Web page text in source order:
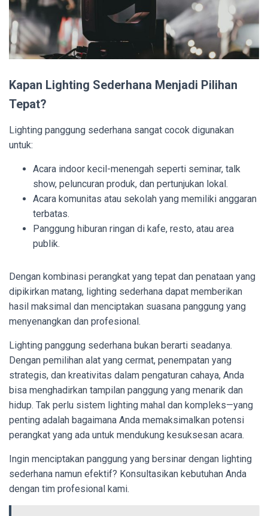
Kapan Lighting Sederhana Menjadi Pilihan
Tepat?
Lighting panggung sederhana sangat cocok digunakan
untuk:
Acara indoor kecil-menengah seperti seminar, talk
show, peluncuran produk, dan pertunjukan lokal.
Acara komunitas atau sekolah yang memiliki anggaran
terbatas.
Panggung hiburan ringan di kafe, resto, atau area
publik.
Dengan kombinasi perangkat yang tepat dan penataan yang
dipikirkan matang, lighting sederhana dapat memberikan
hasil maksimal dan menciptakan suasana panggung yang
menyenangkan dan profesional.
Lighting panggung sederhana bukan berarti seadanya.
Dengan pemilihan alat yang cermat, penempatan yang
strategis, dan kreativitas dalam pengaturan cahaya, Anda
bisa menghadirkan tampilan panggung yang menarik dan
hidup. Tak perlu sistem lighting mahal dan kompleks—yang
penting adalah bagaimana Anda memaksimalkan potensi
perangkat yang ada untuk mendukung kesuksesan acara.
Ingin menciptakan panggung yang bersinar dengan lighting
sederhana namun efektif? Konsultasikan kebutuhan Anda
dengan tim profesional kami.